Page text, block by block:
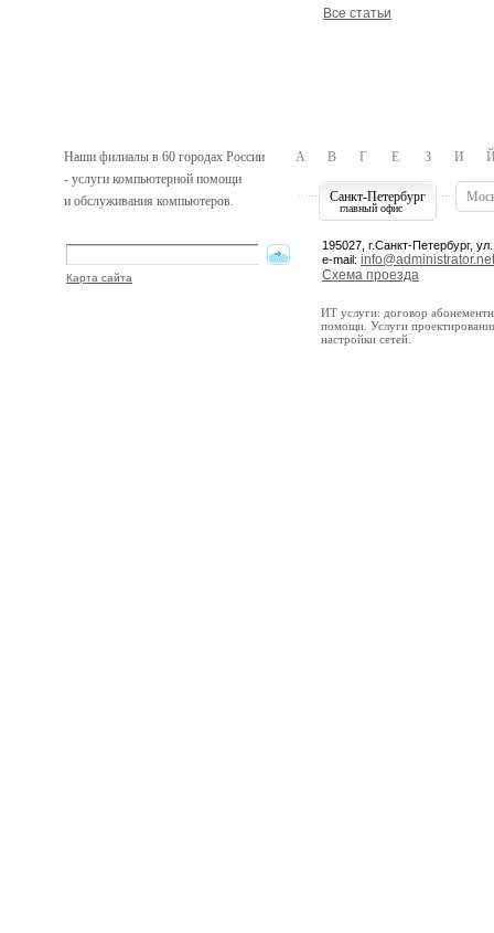
Все статьи
Наши филиалы в 60 городах России
- услуги компьютерной помощи
и обслуживания компьютеров.
А В Г Е З И
Санкт-Петербург
главный офис
Карта сайта
195027, г.Санкт-Петербург,
e-mail:
Схема проезда
ИТ услуги: договор
помощи. Услуги
настройки сетей.